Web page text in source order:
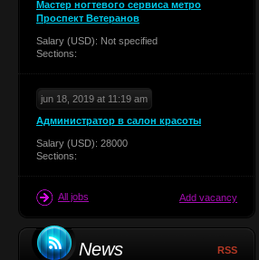
Мастер ногтевого сервиса метро
Проспект Ветеранов
Salary (USD): Not specified
Sections:
jun 18, 2019 at 11:19 am
Администратор в салон красоты
Salary (USD): 28000
Sections:
All jobs Add vacancy
RSS
News